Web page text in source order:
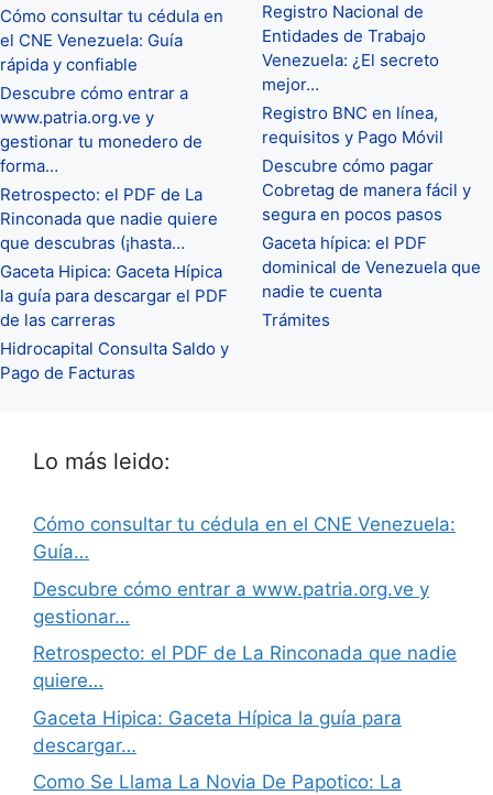
Cómo consultar tu cédula en
el CNE Venezuela: Guía
rápida y confiable
Descubre cómo entrar a
www.patria.org.ve y
gestionar tu monedero de
forma…
Retrospecto: el PDF de La
Rinconada que nadie quiere
que descubras (¡hasta…
Gaceta Hipica: Gaceta Hípica
la guía para descargar el PDF
de las carreras
Hidrocapital Consulta Saldo y
Pago de Facturas
Registro Nacional de
Entidades de Trabajo
Venezuela: ¿El secreto
mejor…
Registro BNC en línea,
requisitos y Pago Móvil
Descubre cómo pagar
Cobretag de manera fácil y
segura en pocos pasos
Gaceta hípica: el PDF
dominical de Venezuela que
nadie te cuenta
Trámites
Lo más leido:
Cómo consultar tu cédula en el CNE Venezuela:
Guía…
Descubre cómo entrar a www.patria.org.ve y
gestionar…
Retrospecto: el PDF de La Rinconada que nadie
quiere…
Gaceta Hipica: Gaceta Hípica la guía para
descargar…
Como Se Llama La Novia De Papotico: La